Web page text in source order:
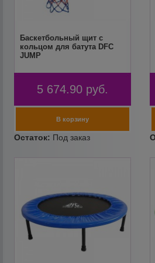
Баскетбольный щит с
кольцом для батута DFC
JUMP
5 674.90 руб.